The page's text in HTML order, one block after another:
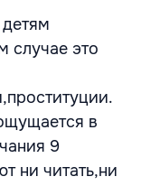
случае это
в
9
ни читать,ни